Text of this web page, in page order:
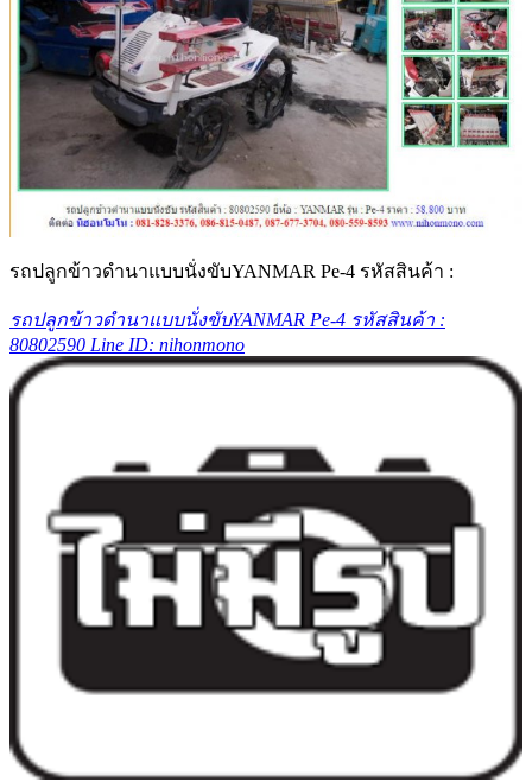
รถปลูกข้าวดำนาแบบนั่งขับYANMAR Pe-4 รหัสสินค้า :
รถปลูกข้าวดำนาแบบนั่งขับYANMAR Pe-4 รหัสสินค้า :
80802590 Line ID: nihonmono